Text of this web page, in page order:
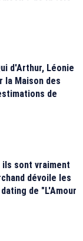
d'Arthur, Léonie
la Maison des
de
sont vraiment
dévoile les
de "L'Amour